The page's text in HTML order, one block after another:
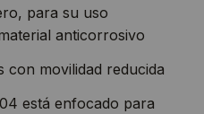
para su uso
anticorrosivo
con movilidad reducida
está enfocado para